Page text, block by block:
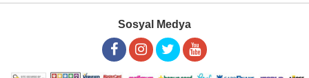
Sosyal Medya